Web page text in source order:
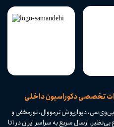
تخصصی دکوراسیون داخلی
دیوارپوش ترمووال، نورمخفی و
ابزارهای دکوراسیون داخلی با کیفیت بالا و تنوع بی‌نظیر. ارسال سریع به سراسر ایران در ۱ تا